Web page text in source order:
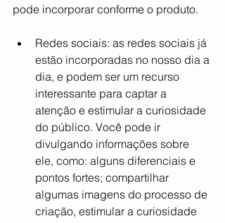
pode incorporar conforme o produto.
Redes sociais: as redes sociais já
estão incorporadas no nosso dia a
dia, e podem ser um recurso
interessante para captar a
atenção e estimular a curiosidade
do público. Você pode ir
divulgando informações sobre
ele, como: alguns diferenciais e
pontos fortes; compartilhar
algumas imagens do processo de
criação, estimular a curiosidade